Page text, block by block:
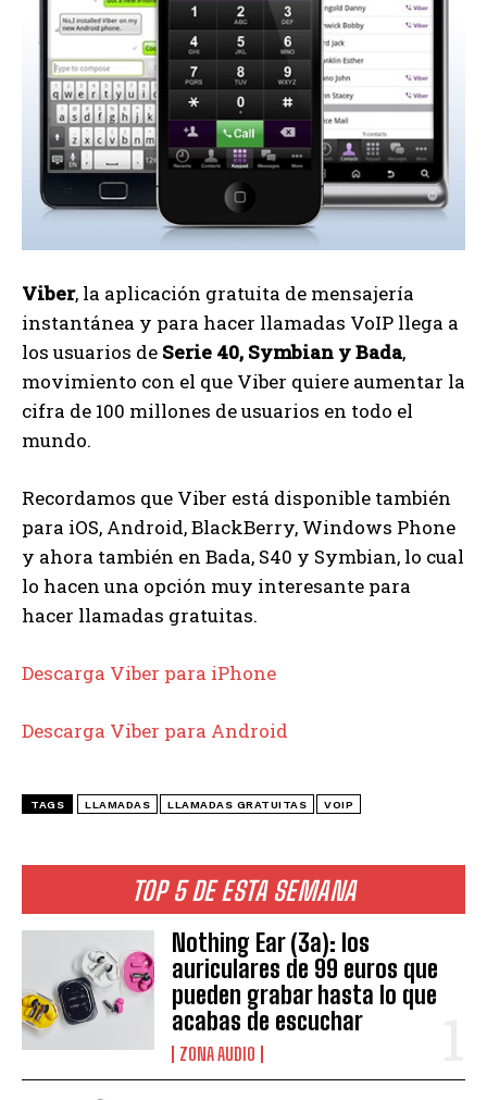
TOP 5 DE ESTA SEMANA
Nothing Ear (3a): los
auriculares de 99 euros que
pueden grabar hasta lo que
acabas de escuchar
ZONA AUDIO
Viber, la aplicación gratuita de mensajería
instantánea y para hacer llamadas VoIP llega a
los usuarios de Serie 40, Symbian y Bada,
movimiento con el que Viber quiere aumentar la
cifra de 100 millones de usuarios en todo el
mundo.
Recordamos que Viber está disponible también
para iOS, Android, BlackBerry, Windows Phone
y ahora también en Bada, S40 y Symbian, lo cual
lo hacen una opción muy interesante para
hacer llamadas gratuitas.
Descarga Viber para iPhone
Descarga Viber para Android
TAGS LLAMADAS LLAMADAS GRATUITAS VOIP